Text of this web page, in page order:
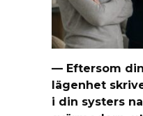
— Eftersom
lägenhet
i din systers